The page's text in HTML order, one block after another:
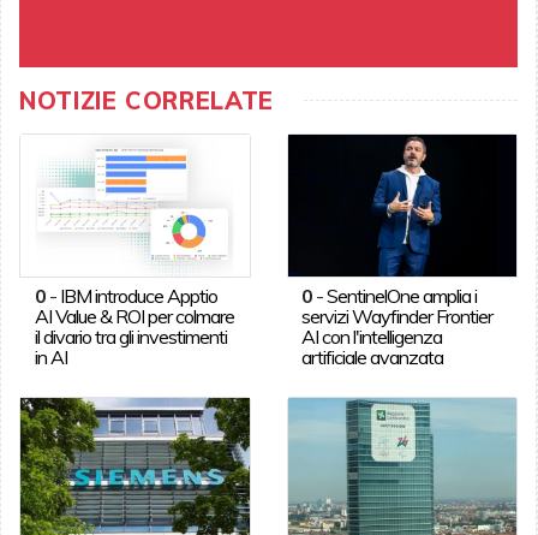
NOTIZIE CORRELATE
0- IBM introduce Apptio
AI Value & ROI per colmare
il divario tra gli investimenti
in AI
0 -SentinelOne amplia i
servizi Wayfinder Frontier
AI con l'intelligenza
artificiale avanzata